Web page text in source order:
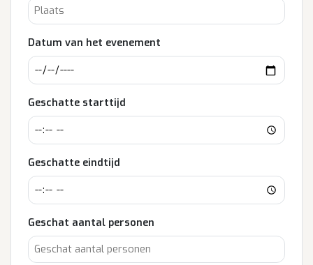
Datum van het evenement
Geschatte starttijd
Geschatte eindtijd
Geschat aantal personen